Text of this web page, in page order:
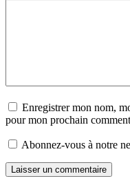
Enregistrer mon nom,
pour mon prochain
Abonnez-vous à notre